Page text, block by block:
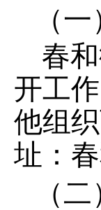
（
春
开工
他组
址：
（